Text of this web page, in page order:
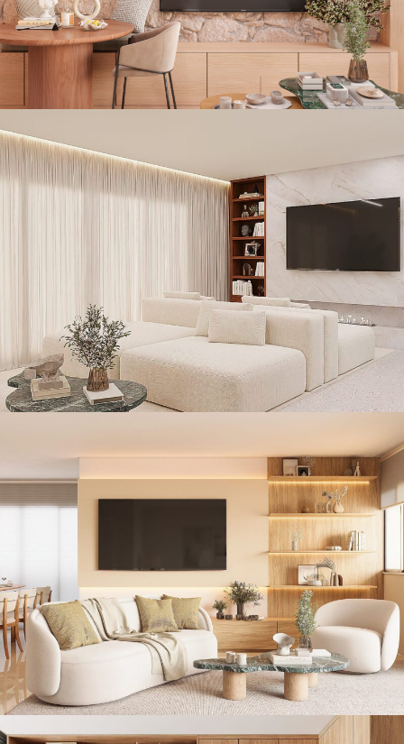
PROJETO DE INTERIORES PARA UMA
FAMÍLIA JOVEM NO ALTO DA BOA VISTA
Decoração Residencial
DECORAÇÃO COM SOLUÇÕES DE
MARCENARIA NO MORUMBI
Decoração Residencial